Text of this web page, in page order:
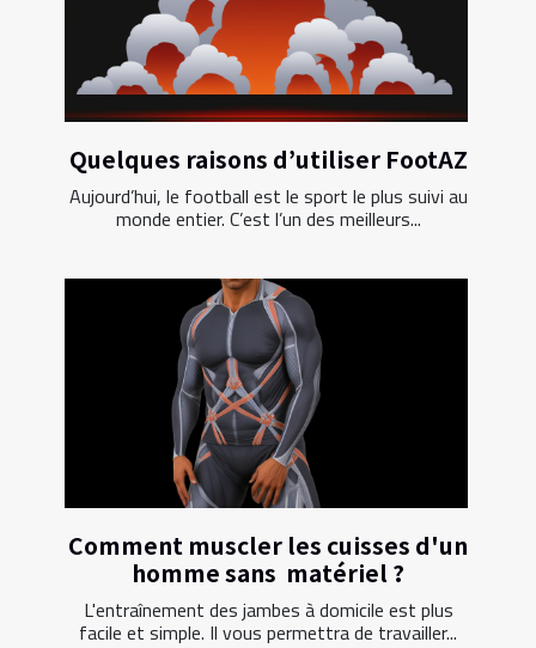
Quelques raisons d’utiliser FootAZ
Aujourd’hui, le football est le sport le plus suivi au
monde entier. C’est l’un des meilleurs...
Comment muscler les cuisses d'un
homme sans matériel ?
L'entraînement des jambes à domicile est plus
facile et simple. Il vous permettra de travailler...